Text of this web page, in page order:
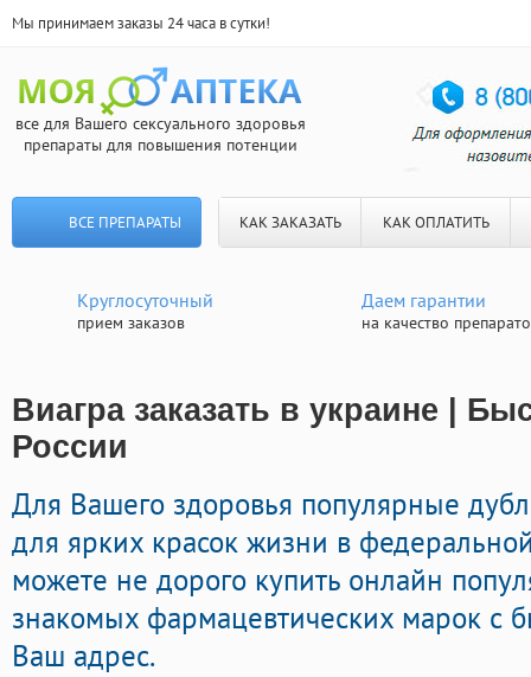
Мы принимаем заказы 24 часа в сутки!
все для Вашего сексуального здоровья
препараты для повышения потенции
ВСЕ ПРЕПАРАТЫ КАК ЗАКАЗАТЬ КАК ОПЛАТИТЬ
Круглосуточный
прием заказов
Даем гарантии
на качество
Виагра заказать в украине |
России
Для Вашего здоровья популярные
для ярких красок жизни в
можете не дорого купить онлайн
знакомых фармацевтических марок с
Ваш адрес.